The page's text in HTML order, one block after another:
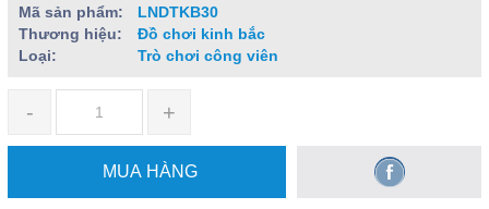
Mã sản phẩm:
LNDTKB30
Thương hiệu:
Đồ chơi kinh bắc
Loại:
Trò chơi công viên
- +
MUA HÀNG